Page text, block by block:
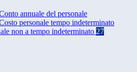
annuale del personale
personale tempo indeterminato
non a tempo indeterminato 27